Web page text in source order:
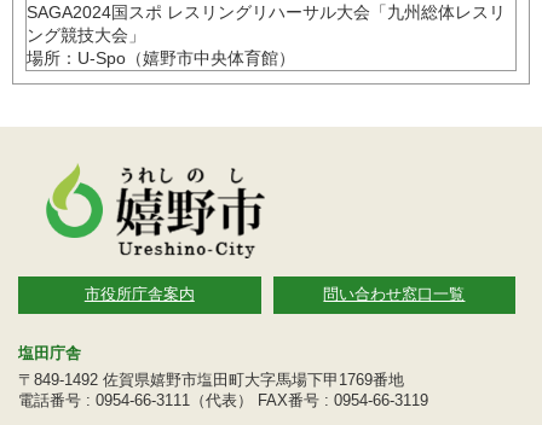
SAGA2024国スポ レスリングリハーサル大会「九州総体レスリ
ング競技大会」
場所：U-Spo（嬉野市中央体育館）
市役所庁舎案内 問い合わせ窓口一覧
塩田庁舎
〒849-1492 佐賀県嬉野市塩田町大字馬場下甲1769番地
電話番号 : 0954-66-3111（代表） FAX番号 : 0954-66-3119